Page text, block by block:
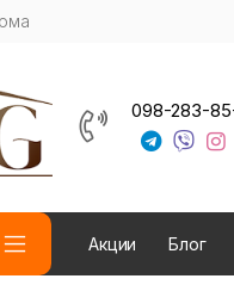
098-283-
Акции Блог